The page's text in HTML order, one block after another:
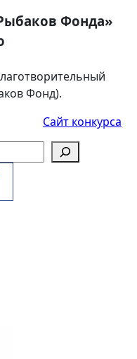
Фонда»
Фонд).
Сайт конкурса